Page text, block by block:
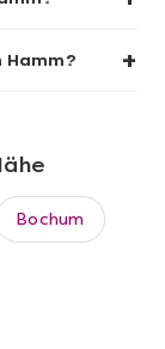
Hamm? +
Bochum